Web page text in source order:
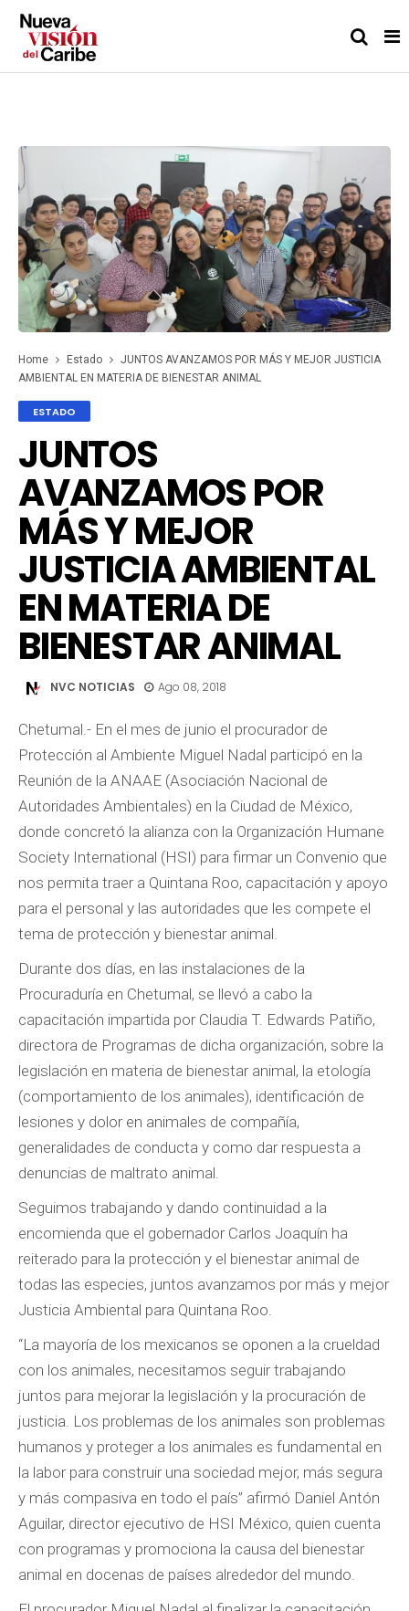
Home Estado
JUNTOS AVANZAMOS POR MÁS Y MEJOR JUSTICIA
AMBIENTAL EN MATERIA DE BIENESTAR ANIMAL
ESTADO
JUNTOS
AVANZAMOS POR
MÁS Y MEJOR
JUSTICIA AMBIENTAL
EN MATERIA DE
BIENESTAR ANIMAL
NVC NOTICIAS Ago 08, 2018
Chetumal.- En el mes de junio el procurador de
Protección al Ambiente Miguel Nadal participó en la
Reunión de la ANAAE (Asociación Nacional de
Autoridades Ambientales) en la Ciudad de México,
donde concretó la alianza con la Organización Humane
Society International (HSI) para firmar un Convenio que
nos permita traer a Quintana Roo, capacitación y apoyo
para el personal y las autoridades que les compete el
tema de protección y bienestar animal.
Durante dos días, en las instalaciones de la
Procuraduría en Chetumal, se llevó a cabo la
capacitación impartida por Claudia T. Edwards Patiño,
directora de Programas de dicha organización, sobre la
legislación en materia de bienestar animal, la etología
(comportamiento de los animales), identificación de
lesiones y dolor en animales de compañía,
generalidades de conducta y como dar respuesta a
denuncias de maltrato animal.
Seguimos trabajando y dando continuidad a la
encomienda que el gobernador Carlos Joaquín ha
reiterado para la protección y el bienestar animal de
todas las especies, juntos avanzamos por más y mejor
Justicia Ambiental para Quintana Roo.
“La mayoría de los mexicanos se oponen a la crueldad
con los animales, necesitamos seguir trabajando
juntos para mejorar la legislación y la procuración de
justicia. Los problemas de los animales son problemas
humanos y proteger a los animales es fundamental en
la labor para construir una sociedad mejor, más segura
y más compasiva en todo el país” afirmó Daniel Antón
Aguilar, director ejecutivo de HSI México, quien cuenta
con programas y promociona la causa del bienestar
animal en docenas de países alrededor del mundo.